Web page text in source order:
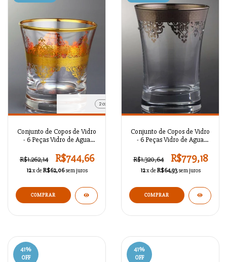
2 cores
Conjunto de Copos de Vidro
- 6 Peças Vidro de Agua
R$1.262,14
R$744,66
12x de R$62,06 sem juros
COMPRAR
Conjunto de Copos de Vidro
- 6 Peças Vidro de Agua
R$1.320,64
R$779,18
12x de R$64,93 sem juros
41%
OFF
41%
OFF